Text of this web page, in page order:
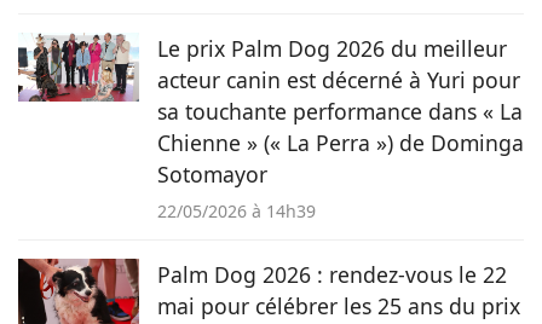
Le prix Palm Dog 2026 du meilleur
acteur canin est décerné à Yuri pour
sa touchante performance dans « La
Chienne » (« La Perra ») de Dominga
Sotomayor
22/05/2026 à 14h39
Palm Dog 2026 : rendez-vous le 22
mai pour célébrer les 25 ans du prix